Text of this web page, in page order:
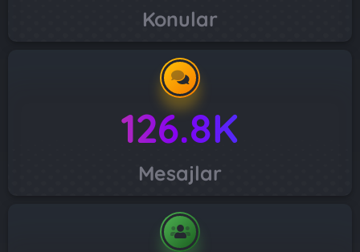
Konular
126.8K
Mesajlar